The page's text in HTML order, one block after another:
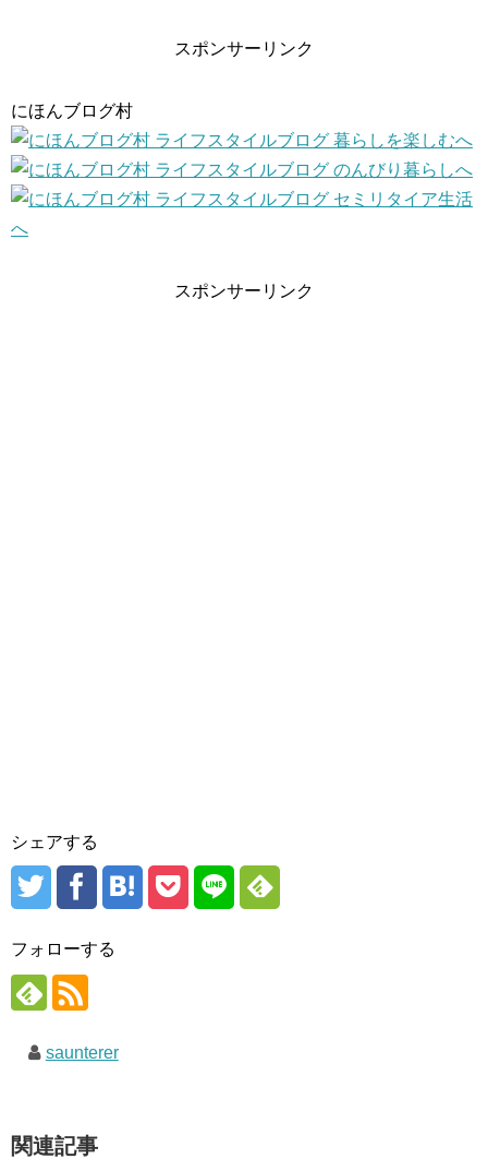
スポンサーリンク
にほんブログ村
スポンサーリンク
シェアする
フォローする
saunterer
関連記事